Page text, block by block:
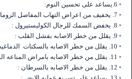
6.يساعد على تحسين النوم:
7. يخفيف من اعراض التهاب المفاصل الروماتويدى :
8. يخفض السمك للرجال الكوليستيرول :
9. يقلل من خطر الاصابه بفشل القلب :
10. يقلل من خطر الاصابه بالسكتات الدماغيه :
11. يقلل من خطر الاصابه بامراض المناعه الذاتيه :
12. يقلل من خطر الاصابه بالسرطان :